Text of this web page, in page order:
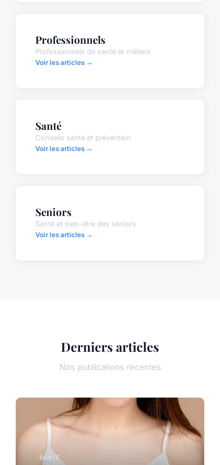
Professionnels
Professionnels de santé et métiers
Voir les articles →
Santé
Conseils santé et prévention
Voir les articles →
Seniors
Santé et bien-être des seniors
Voir les articles →
Derniers articles
Nos publications récentes
SANTÉ